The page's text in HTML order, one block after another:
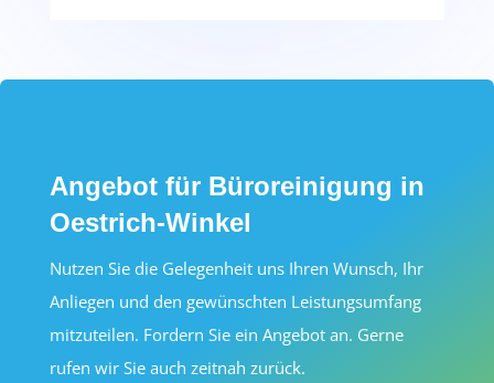
Angebot für Büroreinigung in
Oestrich-Winkel
Nutzen Sie die Gelegenheit uns Ihren Wunsch, Ihr
Anliegen und den gewünschten Leistungsumfang
mitzuteilen. Fordern Sie ein Angebot an. Gerne
rufen wir Sie auch zeitnah zurück.